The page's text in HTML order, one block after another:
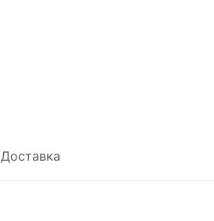
Доставка